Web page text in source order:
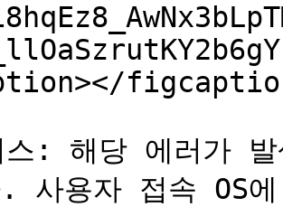
: 해당 에러가 발
. 사용자 접속 OS